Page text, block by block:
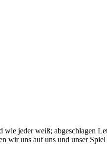
jeder weiß; abgeschlagen
wir uns auf uns und unser